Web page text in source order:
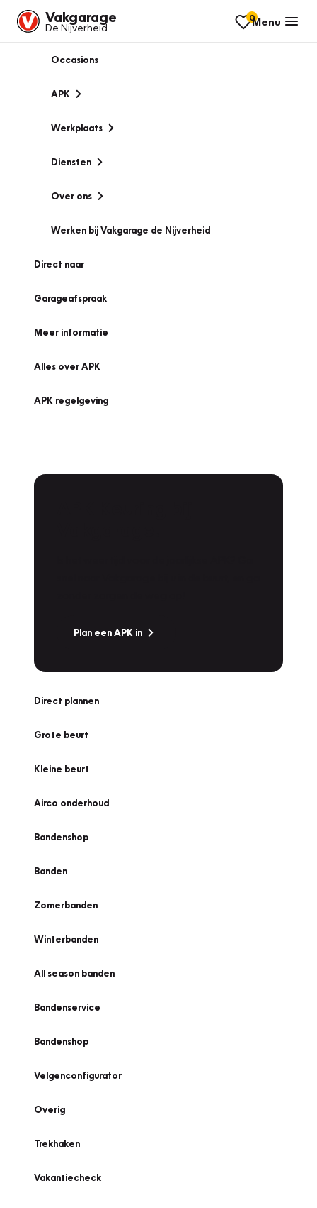
Vakgarage
De Nijverheid
0Menu
Occasions
APK
Werkplaats
Diensten
Over ons
Werken bij Vakgarage de Nijverheid
Direct naar
Garageafspraak
Meer informatie
Alles over APK
APK regelgeving
Plan een APK in
Direct plannen
Grote beurt
Kleine beurt
Airco onderhoud
Bandenshop
Banden
Zomerbanden
Winterbanden
All season banden
Bandenservice
Bandenshop
Velgenconfigurator
Overig
Trekhaken
Vakantiecheck